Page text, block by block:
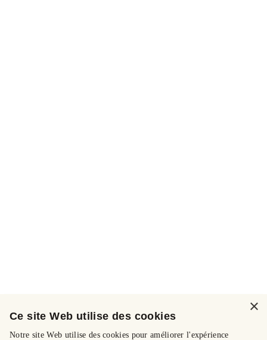
×
Ce site Web utilise des cookies
Notre site Web utilise des cookies pour améliorer l'expérience